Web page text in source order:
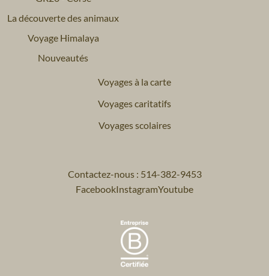
La découverte des animaux
Voyage Himalaya
Nouveautés
Voyages à la carte
Voyages caritatifs
Voyages scolaires
Contactez-nous : 514-382-9453
FacebookInstagramYoutube